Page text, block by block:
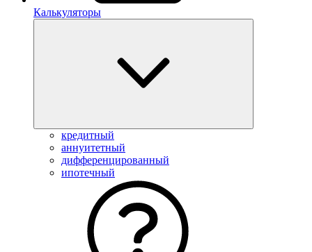
Калькуляторы
кредитный
аннуитетный
дифференцированный
ипотечный